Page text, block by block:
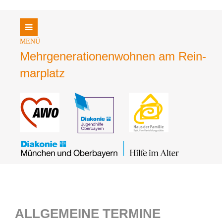
Login
Benutzername
Register|Lost your password?
ALLGEMEINE TERMINE
Mehrgene­rationen­wohnen am Rein­
mar­platz